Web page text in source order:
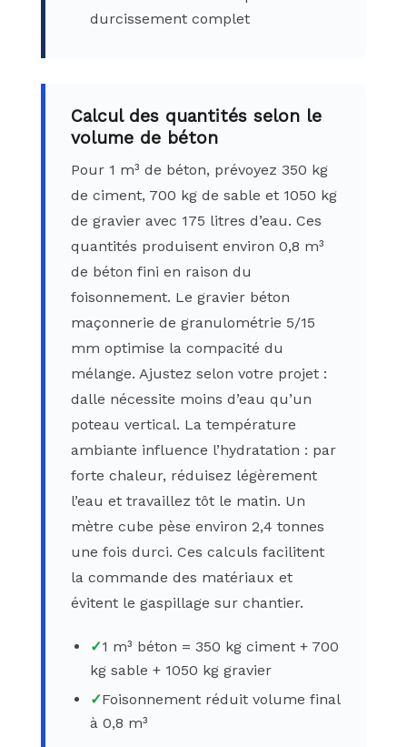
durcissement complet
Calcul des quantités selon le
volume de béton
Pour 1 m³ de béton, prévoyez 350 kg
de ciment, 700 kg de sable et 1050 kg
de gravier avec 175 litres d’eau. Ces
quantités produisent environ 0,8 m³
de béton fini en raison du
foisonnement. Le gravier béton
maçonnerie de granulométrie 5/15
mm optimise la compacité du
mélange. Ajustez selon votre projet :
dalle nécessite moins d’eau qu’un
poteau vertical. La température
ambiante influence l’hydratation : par
forte chaleur, réduisez légèrement
l’eau et travaillez tôt le matin. Un
mètre cube pèse environ 2,4 tonnes
une fois durci. Ces calculs facilitent
la commande des matériaux et
évitent le gaspillage sur chantier.
✓1 m³ béton = 350 kg ciment + 700
kg sable + 1050 kg gravier
✓Foisonnement réduit volume final
à 0,8 m³